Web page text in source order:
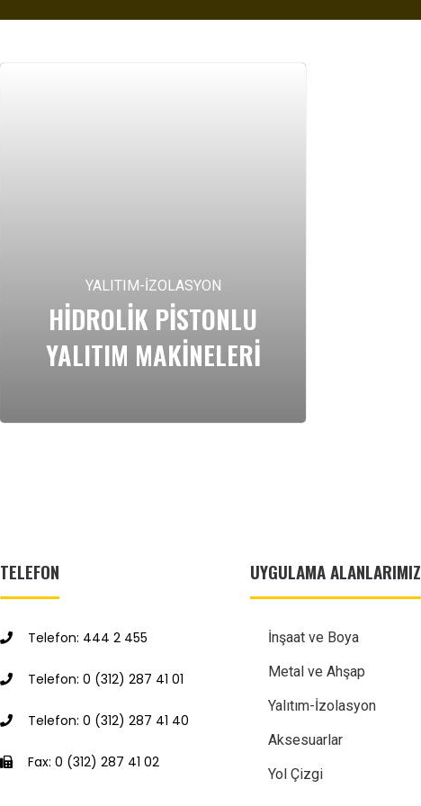
YALITIM-İZOLASYON
HIDROLIK PISTONLU
YALITIM MAKİNELERİ
TELEFON
Telefon: 444 2 455
Telefon: 0 (312) 287 41 01
Telefon: 0 (312) 287 41 40
Fax: 0 (312) 287 41 02
UYGULAMA ALANLARIMIZ
İnşaat ve Boya
Metal ve Ahşap
Yalıtım-İzolasyon
Aksesuarlar
Yol Çizgi